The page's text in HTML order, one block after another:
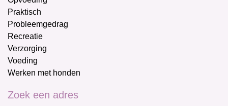
Praktisch
Probleemgedrag
Recreatie
Verzorging
Voeding
Werken met honden
Zoek een adres